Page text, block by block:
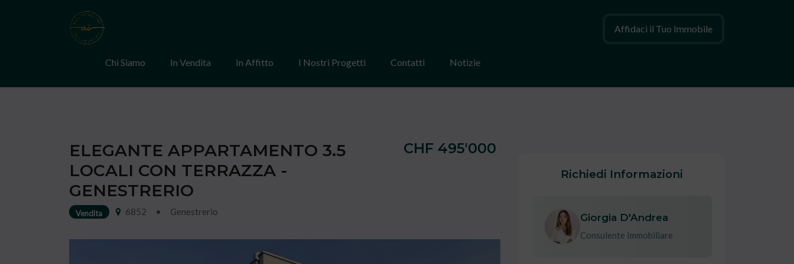
Chi Siamo In Vendita In Affitto I Nostri Progetti Contatti Notizie
Affidaci il Tuo Immobile
ELEGANTE APPARTAMENTO 3.5
LOCALI CON TERRAZZA -
GENESTRERIO
Vendita 6852 • Genestrerio
CHF 495'000
Richiedi Informazioni
Giorgia D'Andrea
Consulente Immobiliare